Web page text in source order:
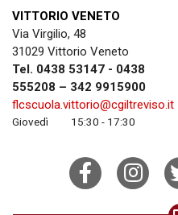
VITTORIO VENETO
Via Virgilio, 48
31029 Vittorio Veneto
Tel. 0438 53147 - 0438
555208 – 342 9915900
flcscuola.vittorio@cgiltreviso.it
Giovedì 15:30 - 17:30